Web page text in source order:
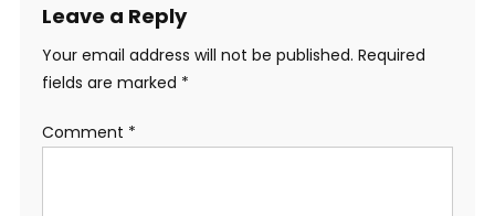
Leave a Reply
Your email address will not be published. Required
fields are marked *
Comment *